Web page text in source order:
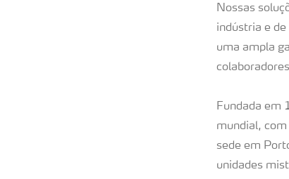
Nossas
indústria e
uma ampla
Fundada em
mundial,
sede em
unidades